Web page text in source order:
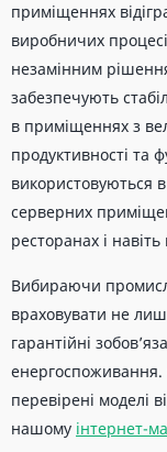
приміщеннях
виробничих
незамінним
забезпечують
в приміщеннях з
продуктивності та
використовуються
серверних
ресторанах і
Вибираючи
враховувати не
гарантійні
енергоспоживання.
перевірені моделі
нашому інтернет-